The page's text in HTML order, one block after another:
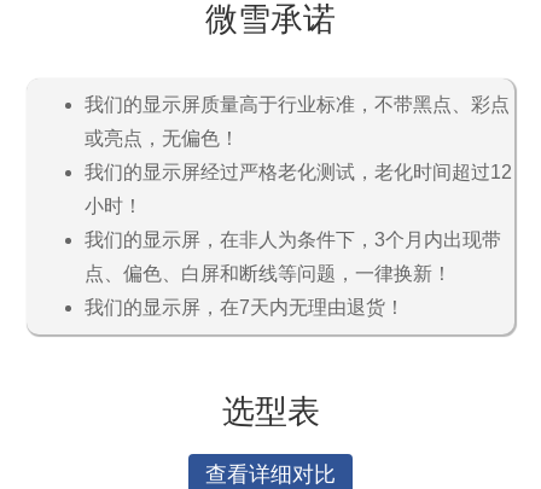
微雪承诺
我们的显示屏质量高于行业标准，不带黑点、彩点
或亮点，无偏色！
我们的显示屏经过严格老化测试，老化时间超过12
小时！
我们的显示屏，在非人为条件下，3个月内出现带
点、偏色、白屏和断线等问题，一律换新！
我们的显示屏，在7天内无理由退货！
选型表
查看详细对比